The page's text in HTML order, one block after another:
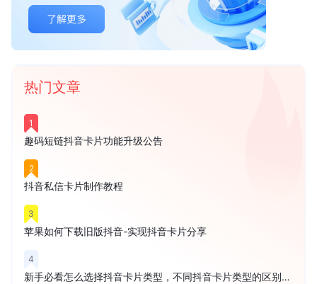
热门文章
1
趣码短链抖音卡片功能升级公告
2
抖音私信卡片制作教程
3
苹果如何下载旧版抖音-实现抖音卡片分享
4
新手必看怎么选择抖音卡片类型，不同抖音卡片类型的区别在哪里